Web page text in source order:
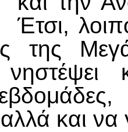
Έτσι,
της
και να